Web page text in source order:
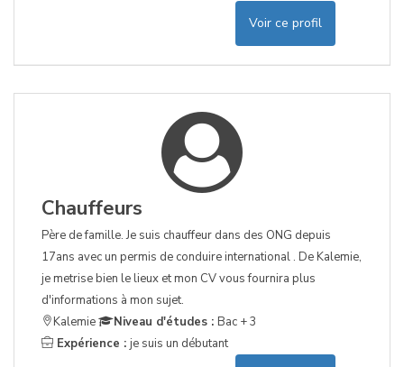
Voir ce profil
Chauffeurs
Père de famille. Je suis chauffeur dans des ONG depuis
17ans avec un permis de conduire international . De Kalemie,
je metrise bien le lieux et mon CV vous fournira plus
d'informations à mon sujet.
Kalemie
Niveau d'études : Bac + 3
Expérience : je suis un débutant